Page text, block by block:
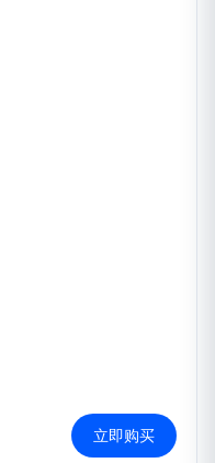
立即购买